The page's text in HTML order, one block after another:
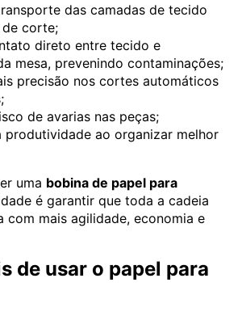
das camadas de tecido
de corte;
direto entre tecido e
mesa, prevenindo contaminações;
precisão nos cortes automáticos
de avarias nas peças;
produtividade ao organizar melhor
uma bobina de papel para
é garantir que toda a cadeia
com mais agilidade, economia e
de usar o papel para